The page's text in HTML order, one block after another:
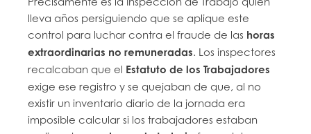
lleva años persiguiendo que se aplique este
control para luchar contra el fraude de las horas
extraordinarias no remuneradas. Los inspectores
recalcaban que el Estatuto de los Trabajadores
exige ese registro y se quejaban de que, al no
existir un inventario diario de la jornada era
imposible calcular si los trabajadores estaban